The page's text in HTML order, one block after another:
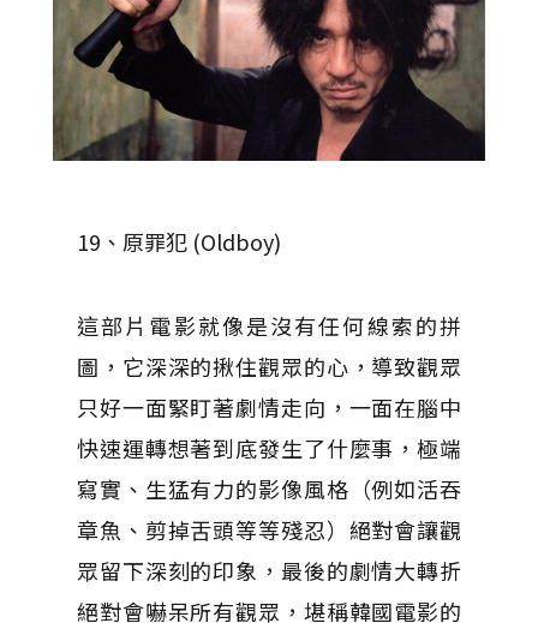
19、原罪犯 (Oldboy)
這部片電影就像是沒有任何線索的拼
圖，它深深的揪住觀眾的心，導致觀眾
只好一面緊盯著劇情走向，一面在腦中
快速運轉想著到底發生了什麼事，極端
寫實、生猛有力的影像風格（例如活吞
章魚、剪掉舌頭等等殘忍）絕對會讓觀
眾留下深刻的印象，最後的劇情大轉折
絕對會嚇呆所有觀眾，堪稱韓國電影的